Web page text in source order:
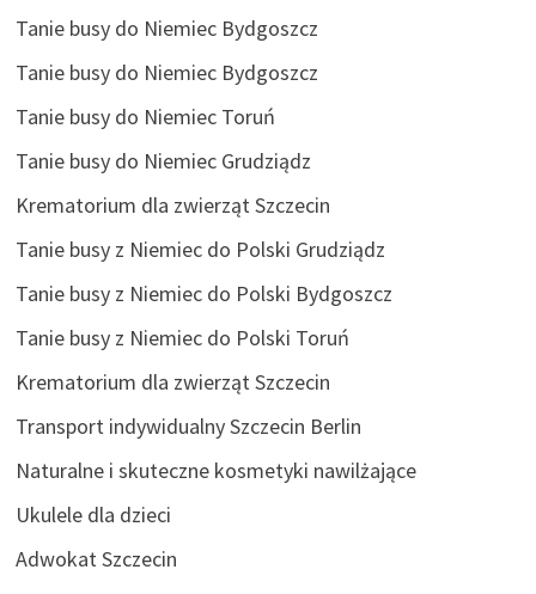
Tanie busy do Niemiec Bydgoszcz
Tanie busy do Niemiec Bydgoszcz
Tanie busy do Niemiec Toruń
Tanie busy do Niemiec Grudziądz
Krematorium dla zwierząt Szczecin
Tanie busy z Niemiec do Polski Grudziądz
Tanie busy z Niemiec do Polski Bydgoszcz
Tanie busy z Niemiec do Polski Toruń
Krematorium dla zwierząt Szczecin
Transport indywidualny Szczecin Berlin
Naturalne i skuteczne kosmetyki nawilżające
Ukulele dla dzieci
Adwokat Szczecin